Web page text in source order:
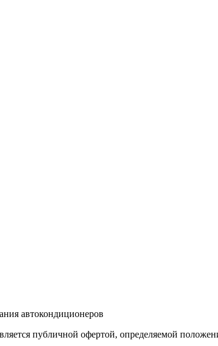
автокондиционеров
публичной офертой, определяемой